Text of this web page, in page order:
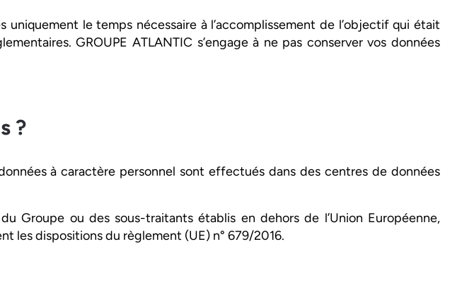
uniquement le temps nécessaire à l’accomplissement de l’objectif qui était
GROUPE ATLANTIC s’engage à ne pas conserver vos données
?
à caractère personnel sont effectués dans des centres de données
Groupe ou des sous-traitants établis en dehors de l’Union Européenne,
les dispositions du règlement (UE) n° 679/2016.